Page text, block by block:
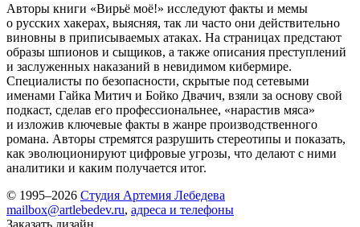
Авторы книги «Вирьё моё!» исследуют факты и мемы
о русских хакерах, выясняя, так ли часто они действительно
виновны в приписываемых атаках. На страницах предстают
образы шпионов и сыщиков, а также описания преступлений
и заслуженных наказаний в невидимом кибермире.
Специалисты по безопасности, скрытые под сетевыми
именами Гайка Митич и Бойко Двачич, взяли за основу свой
подкаст, сделав его профессиональнее, «нарастив мяса»
и изложив ключевые факты в жанре производственного
романа. Авторы стремятся разрушить стереотипы и показать,
как эволюционируют цифровые угрозы, что делают с ними
аналитики и каким получается итог.
© 1995–2026 Студия Артемия Лебедева
mailbox@artlebedev.ru, адреса и телефоны
Заказать дизайн...